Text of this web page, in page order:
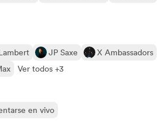
JP Saxe
X Ambassadors
Ver todos +3
en vivo